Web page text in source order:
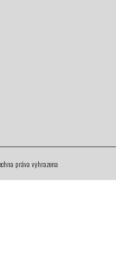
práva vyhrazena